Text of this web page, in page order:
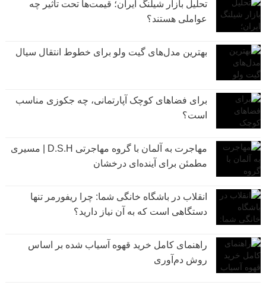
تحلیل بازار شیلنگ ایران؛ قیمت‌ها تحت تأثیر چه
عواملی هستند؟
بهترین مدل‌های گیت ولو برای خطوط انتقال سیال
برای فضاهای کوچک آپارتمانی، چه جکوزی مناسب
است؟
مهاجرت به آلمان با گروه مهاجرتی D.S.H | مسیری
مطمئن برای آینده‌ای درخشان
انقلاب در باشگاه خانگی شما: چرا ریفورمر تنها
دستگاهی است که به آن نیاز دارید؟
راهنمای کامل خرید قهوه آسیاب شده بر اساس
روش دم‌آوری